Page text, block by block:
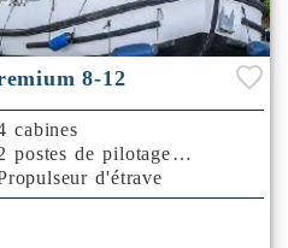
8-12
cabines
postes de pilotage
d'étrave